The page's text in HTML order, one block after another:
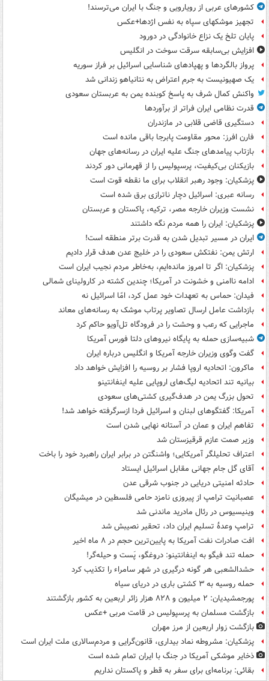
کشورهای عربی از رویارویی و جنگ با ایران می‌ترسند!
تجهیز موشکهای سپاه به نفس اژدها+عکس
پایان تلخ یک نزاع خانوادگی در دورود
افزایش بی‌سابقه سرقت سوخت در انگلیس
پرواز بالگردها و پهپادهای شناسایی اسرائیل بر فراز سوریه
یک صهیونیست به جرم اعتراض به نتانیاهو زندانی شد
واکنش کمال شرف به پاسخ کوبنده یمن به عربستان سعودی
قدرت نظامی ایران فراتر از برآوردها
دستگیری قاضی قلابی در مازندران
فارن افرز: محور مقاومت پابرجا باقی مانده است
بازتاب پیامدهای جنگ علیه ایران در رسانه‌های جهان
بازیکنان بی‌کیفیت، پرسپولیس را از قهرمانی دور کردند
پزشکیان: وجود رهبر انقلاب برای ما نقطه قوت است
رسانه عبری: اسرائیل دچار ناترازی برق شده است
نشست وزیران خارجه مصر، ترکیه، پاکستان و عربستان
پزشکیان: ایران را همه مردم نگه داشتند
ایران در مسیر تبدیل شدن به قدرت برتر منطقه است!
ارتش یمن: نفتکش سعودی را در خلیج عدن هدف قرار دادیم
پزشکیان: اگر تا امروز مانده‌ایم، به‌خاطر مردم نجیب ایران است
ادامه ناامنی و خشونت در آمریکا؛ چندین کشته در کارولینای شمالی
فیدان: حماس به تعهدات خود عمل کرد، امّا اسرائیل نه
بازداشت عامل ارسال تصاویر پرتاب موشک به رسانه‌های معاند
ماجرایی که رعب و وحشت را در فرودگاه تل‌آویو حاکم کرد
شبیه‌سازی حمله به پایگاه نیروهای دلتا فورس آمریکا
گفت وگوی وزیران خارجه آمریکا و انگلیس درباره ایران
ماکرون: اتحادیه اروپا فشار بر روسیه را افزایش خواهد داد
بیانیه تند اتحادیه لیگ‌های اروپایی علیه اینفانتینو
تحول بزرگ یمن در هدف‌گیری کشتی‌های سعودی
آمریکا: گفتگوهای لبنان و اسرائیل فردا ازسرگرفته خواهد شد!
تفاهم ایران و عمان در آستانه نهایی شدن است
وزیر صمت عازم قرقیزستان شد
اعتراف تحلیلگر آمریکایی؛ واشنگتن در برابر ایران راهبرد خود را باخت
آقای گل جام جهانی مقابل اسرائیل ایستاد
حادثه امنیتی دریایی در جنوب شرقی عدن
عصبانیت ترامپ از پیروزی نامزد حامی فلسطین در میشیگان
وینیسیوس در رئال مادرید ماندنی شد
ترامپ وعدۀ تسلیم ایران داد، تحقیر نصیبش شد
افت صادرات نفت آمریکا به پایین‌ترین حجم در ۸ ماه اخیر
حمله تند فیگو به اینفانتینو: دروغگو، پَست‌ و حیله‌گر!
حشدالشعبی هر گونه درگیری در شهر سامراء را تکذیب کرد
حمله روسیه به ۳ کشتی باری در دریای سیاه
پورجمشیدیان: ۲ میلیون و ۸۲۸ هزار زائر اربعین به کشور بازگشتند
بازگشت مسلمان به پرسپولیس در قامت مربی +عکس
بازگشت زوار اربعین از مرز مهران
پزشکیان: مشروطه نماد بیداری، قانون‌گرایی و مردم‌سالاری ملت ایران است
ذخایر موشکی آمریکا در جنگ با ایران تمام شده است
بقائی: برنامه‌ای برای سفر به قطر و پاکستان نداریم